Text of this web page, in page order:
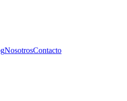
NosotrosContacto